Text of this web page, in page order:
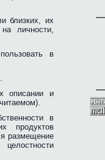
близких, их
личности,
в
описании и
в
продуктов
размещение